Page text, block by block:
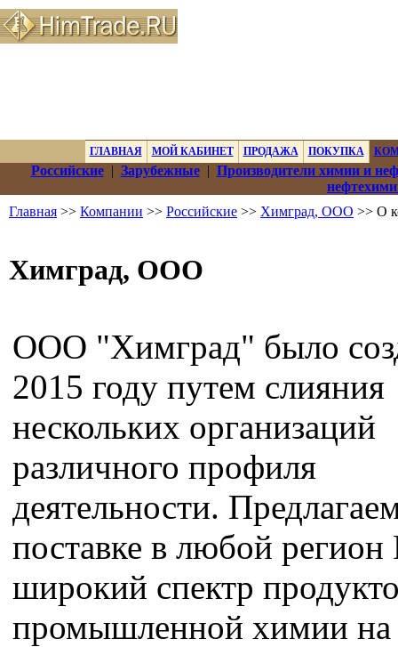
ГЛАВНАЯ МОЙ КАБИНЕТ ПРОДАЖА ПОКУПКА
Российские| Зарубежные| Производители химии и
Главная >> Компании >> Российские >> Химград, ООО >> О
Химград, ООО
ООО "Химград" было
2015 году путем слияния
нескольких организаций
различного профиля
деятельности.
поставке в любой
широкий спектр
промышленной химии на